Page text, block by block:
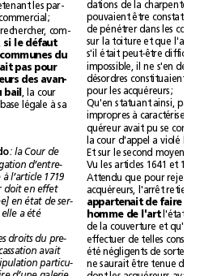
mercial favorable en entretenant les par-
ties communes du centre commercial;
Qu'en statuant ainsi, sans rechercher, com-
me il le lui était demandé,
si le défaut
d'entretien des parties communes du
centre commercial n'avait pas pour
effet de priver les preneurs des avan-
tages qu'ils tenaient du bail
, la cour
d'appel n'a pas donné de base légale à sa
Observations de Jurishebdo
: la Cour de
cassation se réfère à l’obligation d’entre-
tien du bailleur, qui figure à l’article1719
du code civil. Le bailleur doit en effet
«entretenir [la chose louée] en état de ser-
vir à l’usage pour laquelle elle a été
Cet arrêt vient renforcer les droits du pre-
neur. En 2000, la Cour de cassation avait
jugé qu’en l’absence de stipulation particu-
pour les acquéreurs;
homme de l'art